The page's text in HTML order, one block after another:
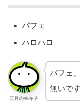
パフェ
ハロハロ
三月の株キチ
パフェ
無いです